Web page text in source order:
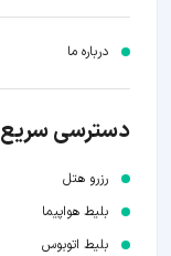
درباره ما
دسترسی سریع
رزرو هتل
بلیط هواپیما
بلیط اتوبوس